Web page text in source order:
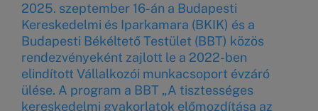
2025. szeptember 16-án a Budapesti
Kereskedelmi és Iparkamara (BKIK) és a
Budapesti Békéltető Testület (BBT) közös
rendezvényeként zajlott le a 2022-ben
elindított Vállalkozói munkacsoport évzáró
ülése. A program a BBT „A tisztességes
kereskedelmi gyakorlatok előmozdítása az